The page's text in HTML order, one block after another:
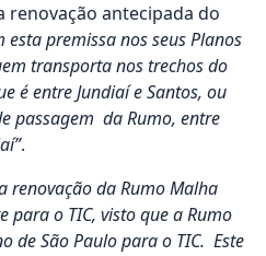
renovação antecipada do
esta premissa nos seus Planos
transporta nos trechos do
é entre Jundiaí e Santos, ou
passagem da Rumo, entre
.
renovação da Rumo Malha
o TIC, visto que a Rumo
de São Paulo para o TIC. Este